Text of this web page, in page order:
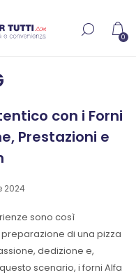
0
con i Forni
Prestazioni e
2024
sono così
di una pizza
dedizione e,
scenario, i forni Alfa